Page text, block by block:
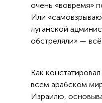
очень «вовремя»
Или
луганской
обстреляли» —
Как
всем арабском
Израилю,